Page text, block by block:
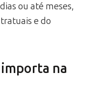
ou até meses,
e do
na